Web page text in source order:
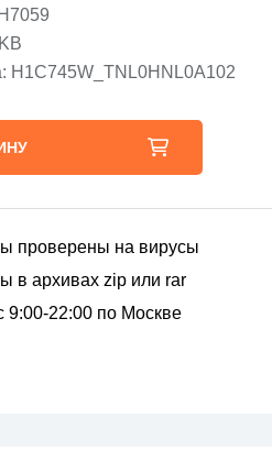
H1C745W_TNL0HNL0A102
проверены на вирусы
в архивах zip или rar
9:00-22:00 по Москве